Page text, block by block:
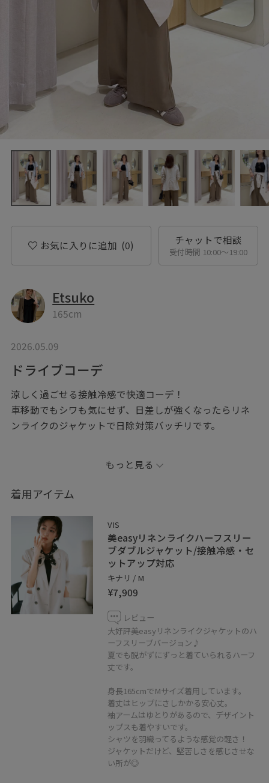
お気に入りに追加 (0) チャットで相談
受付時間 10:00〜19:00
Etsuko
165cm
2026.05.09
ドライブコーデ
涼しく過ごせる接触冷感で快適コーデ！
車移動でもシワも気にせず、日差しが強くなったらリネ
ンライクのジャケットで日除対策バッチリです。
お気に入りのスタイリングは、
♡を押していただければ【お気に入り】から
すぐにご覧いただけます◎
参考にしていただけると嬉しいです。
＿＿＿＿＿＿＿＿＿＿＿＿＿＿＿＿＿＿＿＿
LINEで在庫のお問い合わせや商品、
コーディネートのご相談など
是非お気軽にお問い合わせください◎
LINEで二子玉川ライズVISスタッフにご相談は
【友だち追加】をタップ！！
もっと見る
着用アイテム
VIS
美easyリネンライクハーフスリー
ブダブルジャケット/接触冷感・セ
ットアップ対応
キナリ / M
¥7,909
レビュー
大好評美easyリネンライクジャケットのハ
ーフスリーブバージョン♪
夏でも脱がずにずっと着ていられるハーフ
丈です。
身長165cmでMサイズ着用しています。
着丈はヒップにさしかかる安心丈。
袖アームはゆとりがあるので、デザイント
ップスも着やすいです。
シャツを羽織ってるような感覚の軽さ！
ジャケットだけど、堅苦しさを感じさせな
い所が◎